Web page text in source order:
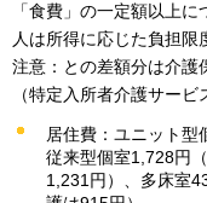
「食費」の一定額以上
人は所得に応じた負担
注意：との差額分は介護
（特定入所者介護サービ
居住費：ユニット型
従来型個室1,728円
1,231円）、多床室